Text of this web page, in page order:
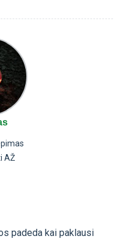
AŽ
padeda kai paklausi